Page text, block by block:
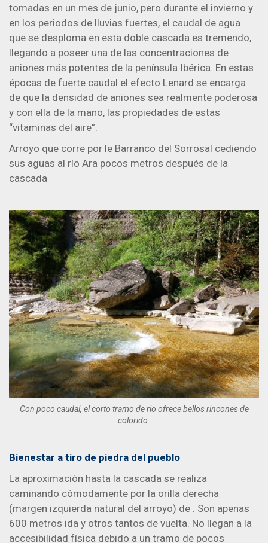
tomadas en un mes de junio, pero durante el invierno y
en los periodos de lluvias fuertes, el caudal de agua
que se desploma en esta doble cascada es tremendo,
llegando a poseer una de las concentraciones de
aniones más potentes de la península Ibérica. En estas
épocas de fuerte caudal el efecto Lenard se encarga
de que la densidad de aniones sea realmente poderosa
y con ella de la mano, las propiedades de estas
“vitaminas del aire”.
Arroyo que corre por le Barranco del Sorrosal cediendo
sus aguas al río Ara pocos metros después de la
cascada
Con poco caudal, el corto tramo de rio ofrece bellos rincones de
colorido.
Bienestar a tiro de piedra del pueblo
La aproximación hasta la cascada se realiza
caminando cómodamente por la orilla derecha
(margen izquierda natural del arroyo) de . Son apenas
600 metros ida y otros tantos de vuelta. No llegan a la
accesibilidad física debido a un tramo de pocos